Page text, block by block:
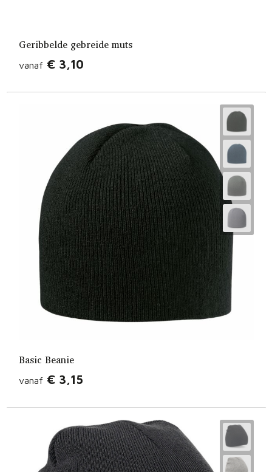
Geribbelde gebreide muts
vanaf € 3,10
Basic Beanie
vanaf € 3,15